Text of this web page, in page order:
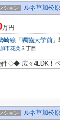
ション ルネ草加松原
万円
崎線 「獨協大学前」
市花栗３丁目
◇◆ 広々4LDK！ペ
ション ルネ草加松原